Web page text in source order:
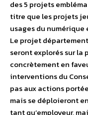
des 5 projets
titre que les projets
usages du
Le projet
seront explorés sur la
concrètement en
interventions du
pas aux actions
mais se déploieront
tant qu’employeur,